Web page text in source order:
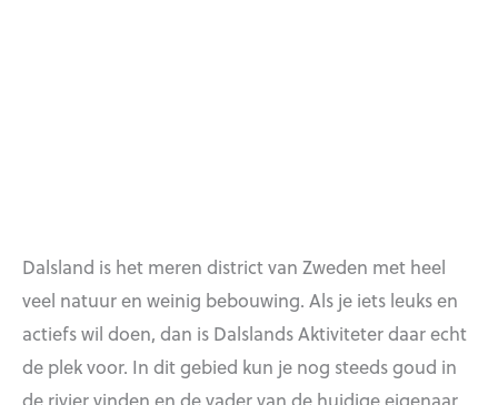
Dalsland is het meren district van Zweden met heel
veel natuur en weinig bebouwing. Als je iets leuks en
actiefs wil doen, dan is Dalslands Aktiviteter daar echt
de plek voor. In dit gebied kun je nog steeds goud in
de rivier vinden en de vader van de huidige eigenaar